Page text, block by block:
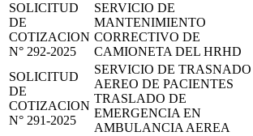
SOLICITUD
DE
COTIZACION
N° 292-2025
SERVICIO DE
MANTENIMIENTO
CORRECTIVO DE
CAMIONETA DEL HRHD
SOLICITUD
DE
COTIZACION
N° 291-2025
SERVICIO DE TRASNADO
AEREO DE PACIENTES
TRASLADO DE
EMERGENCIA EN
AMBULANCIA AEREA